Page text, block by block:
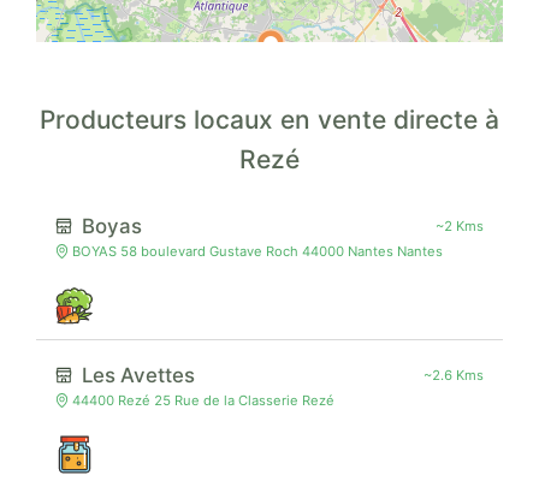
Producteurs locaux en vente directe à
Rezé
Boyas
~2 Kms
BOYAS 58 boulevard Gustave Roch 44000 Nantes Nantes
Les Avettes
~2.6 Kms
44400 Rezé 25 Rue de la Classerie Rezé